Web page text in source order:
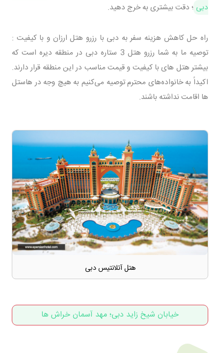
دبی ؛ دقت بیشتری به خرج دهید.
راه حل کاهش هزینه سفر به دبی با رزرو هتل ارزان و با کیفیت :
توصیه ما به شما رزرو هتل 3 ستاره دبی در منطقه دیره است که
بیشتر هتل های با کیفیت و قیمت مناسب در این منطقه قرار دارند.
اکیداً به خانواده‌های محترم توصیه می‌کنیم به هیچ وجه در هاستل
ها اقامت نداشته باشند.
هتل آتلانتیس دبی
خیابان شیخ زاید دبی؛ مهد آسمان خراش ها